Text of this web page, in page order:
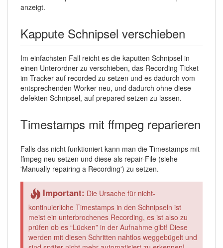
anzeigt.
Kappute Schnipsel verschieben
Im einfachsten Fall reicht es die kaputten Schnipsel in
einen Unterordner zu verschieben, das Recording Ticket
im Tracker auf recorded zu setzen und es dadurch vom
entsprechenden Worker neu, und dadurch ohne diese
defekten Schnipsel, auf prepared setzen zu lassen.
Timestamps mit ffmpeg reparieren
Falls das nicht funktioniert kann man die Timestamps mit
ffmpeg neu setzen und diese als repair-File (siehe
'Manually repairing a Recording') zu setzen.
Important: Die Ursache für nicht-
kontinuierliche Timestamps in den Schnipseln ist
meist ein unterbrochenes Recording, es ist also zu
prüfen ob es “Lücken” in der Aufnahme gibt! Diese
werden mit diesen Schritten nahtlos weggebügelt und